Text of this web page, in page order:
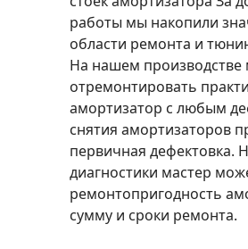
работы мы накопили
области ремонта и
На нашем
отремонтировать
амортизатор с любым
снятия амортизаторов
первичная дефектовка.
диагностики мастер
ремонтопригодность
сумму и сроки ремонта.